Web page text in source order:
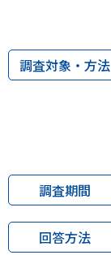
調査対象・方法
調査期間
回答方法